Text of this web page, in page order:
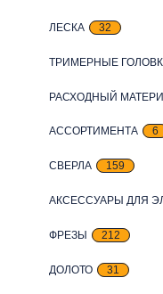
ЛЕСКА 32
ТРИМЕРНЫЕ
РАСХОДНЫЙ
АССОРТИМЕНТА 6
СВЕРЛА 159
АКСЕССУАРЫ ДЛЯ
ФРЕЗЫ 212
ДОЛОТО 31